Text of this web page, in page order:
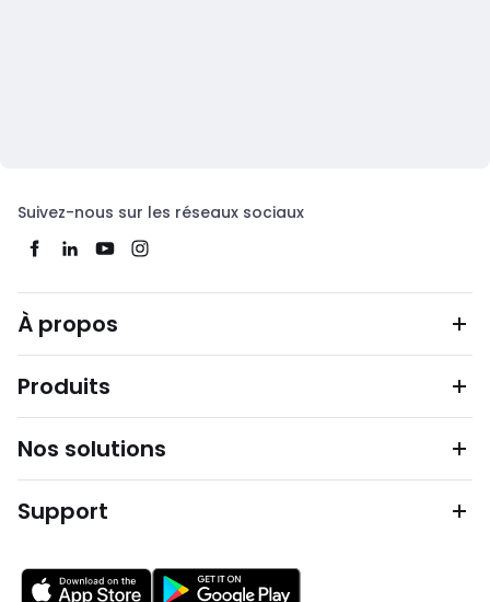
Suivez-nous sur les réseaux sociaux
À propos
Produits
Nos solutions
Support